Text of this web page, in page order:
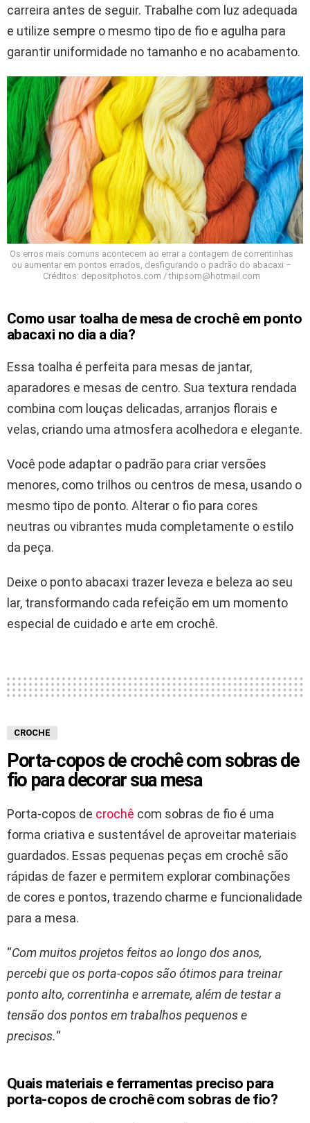
carreira antes de seguir. Trabalhe com luz adequada
e utilize sempre o mesmo tipo de fio e agulha para
garantir uniformidade no tamanho e no acabamento.
Os erros mais comuns acontecem ao errar a contagem de correntinhas
ou aumentar em pontos errados, desfigurando o padrão do abacaxi –
Créditos: depositphotos.com / thipsorn@hotmail.com
Como usar toalha de mesa de crochê em ponto
abacaxi no dia a dia?
Essa toalha é perfeita para mesas de jantar,
aparadores e mesas de centro. Sua textura rendada
combina com louças delicadas, arranjos florais e
velas, criando uma atmosfera acolhedora e elegante.
Você pode adaptar o padrão para criar versões
menores, como trilhos ou centros de mesa, usando o
mesmo tipo de ponto. Alterar o fio para cores
neutras ou vibrantes muda completamente o estilo
da peça.
Deixe o ponto abacaxi trazer leveza e beleza ao seu
lar, transformando cada refeição em um momento
especial de cuidado e arte em crochê.
CROCHE
Porta-copos de crochê com sobras de
fio para decorar sua mesa
Porta-copos de crochê com sobras de fio é uma
forma criativa e sustentável de aproveitar materiais
guardados. Essas pequenas peças em crochê são
rápidas de fazer e permitem explorar combinações
de cores e pontos, trazendo charme e funcionalidade
para a mesa.
“Com muitos projetos feitos ao longo dos anos,
percebi que os porta-copos são ótimos para treinar
ponto alto, correntinha e arremate, além de testar a
tensão dos pontos em trabalhos pequenos e
precisos.“
Quais materiais e ferramentas preciso para
porta-copos de crochê com sobras de fio?